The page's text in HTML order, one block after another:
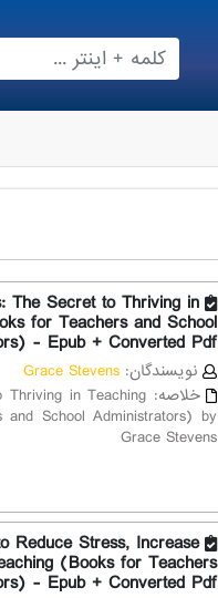
The Secret to Thriving in
for Teachers and School
- Epub + Converted Pdf
نویسندگان:Grace Stevens
خلاصه: Thriving in Teaching
School Administrators) by
Grace Stevens
Reduce Stress, Increase
(Books for Teachers
- Epub + Converted Pdf